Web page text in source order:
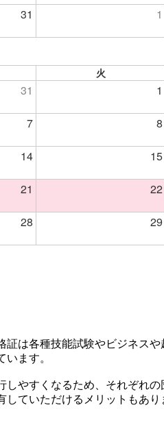
31 1
火
31 1
7 8
14 15
21 22
28 29
は各種技能試験やビジネス
ます。
やすくなるため、それぞれ
ていただけるメリットもあり